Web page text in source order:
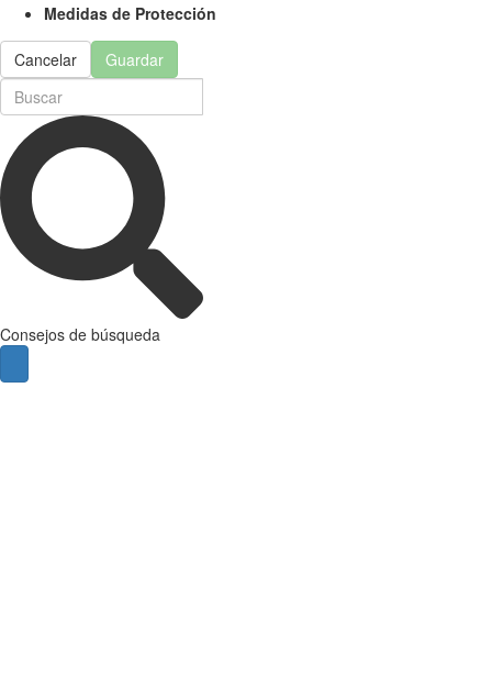
Medidas de Protección
Cancelar Guardar
Consejos de búsqueda